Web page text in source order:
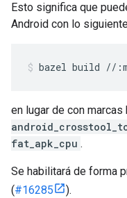
Esto significa que
Android con lo
bazel build //
en lugar de con
fat_apk_cpu .
Se habilitará de forma
(#16285 ).